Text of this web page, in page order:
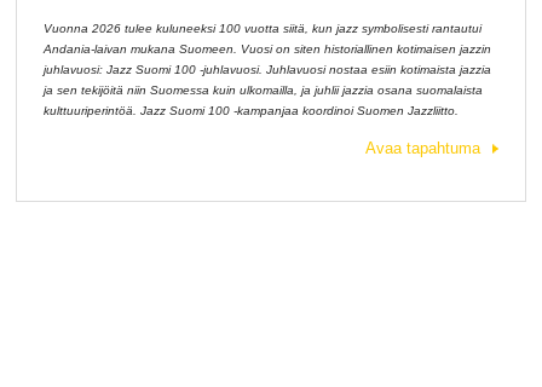
Vuonna 2026 tulee kuluneeksi 100 vuotta siitä, kun jazz symbolisesti rantautui
Andania-laivan mukana Suomeen. Vuosi on siten historiallinen kotimaisen jazzin
juhlavuosi: Jazz Suomi 100 -juhlavuosi. Juhlavuosi nostaa esiin kotimaista jazzia
ja sen tekijöitä niin Suomessa kuin ulkomailla, ja juhlii jazzia osana suomalaista
kulttuuriperintöä. Jazz Suomi 100 -kampanjaa koordinoi Suomen Jazzliitto.
Avaa tapahtuma